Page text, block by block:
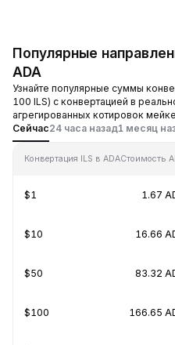
Популярные
ADA
Узнайте популярные суммы
100 ILS) с конвертацией в
агрегированных котировок
Сейчас24 часа назад1 месяц
Конвертация ILS в ADAСтоимость
$1 1.67
$10 16.66
$50 83.32
$100 166.65